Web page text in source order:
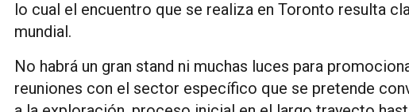
lo cual el encuentro que se realiza en Toronto resulta
mundial.
No habrá un gran stand ni muchas luces para
reuniones con el sector específico que se pretende